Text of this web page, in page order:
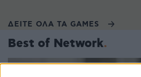
ΔΕΙΤΕ ΟΛΑ ΤΑ GAMES
Best of Network